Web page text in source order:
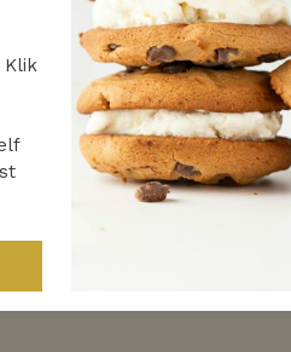
Anneloes
129.95
Klik